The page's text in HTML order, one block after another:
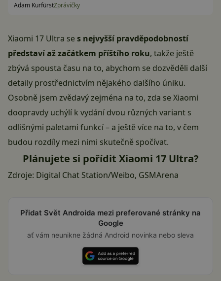
Adam KurfürstZprávičky
Xiaomi 17 Ultra ses nejvyšší pravděpodobností
představí až začátkem příštího roku, takže ještě
zbývá spousta času na to, abychom se dozvěděli další
detaily prostřednictvím nějakého dalšího úniku.
Osobně jsem zvědavý zejména na to, zda se Xiaomi
doopravdy uchýlí k vydání dvou různých variant s
odlišnými paletami funkcí – a ještě více na to, v čem
budou rozdíly mezi nimi skutečně spočívat.
Plánujete si pořídit Xiaomi 17 Ultra?
Zdroje: Digital Chat Station/Weibo, GSMArena
Přidat Svět Androida mezi preferované stránky na
Google
ať vám neunikne žádná Android novinka nebo sleva